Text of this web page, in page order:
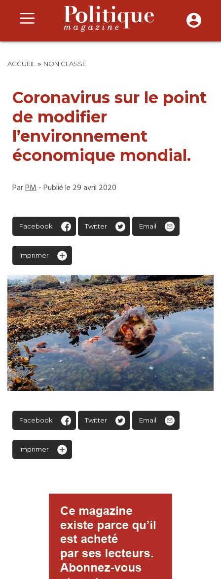
ACCUEIL » NON CLASSÉ
Coronavirus sur le point
de modifier
l’environnement
économique mondial.
ParPM- Publié le 29 avril 2020
Facebook Twitter Email
Imprimer
Facebook Twitter Email
Imprimer